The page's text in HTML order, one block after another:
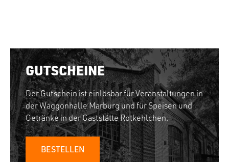
GUTSCHEINE
Der Gutschein ist einlösbar für Veranstaltungen in
der Waggonhalle Marburg und für Speisen und
Getränke in der Gaststätte Rotkehlchen.
BESTELLEN